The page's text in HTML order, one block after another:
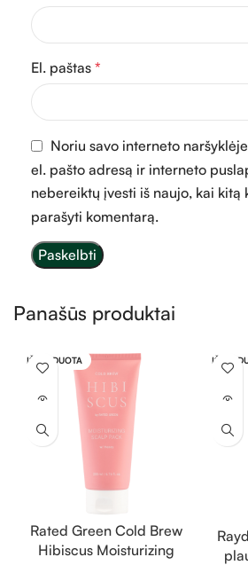
El. paštas *
Noriu savo interneto
el. pašto adresą ir interneto
nebereiktų įvesti iš naujo, kai kitą
parašyti komentarą.
Panašūs produktai
IŠPARDUOTA
Rated Green Cold Brew
Hibiscus Moisturizing